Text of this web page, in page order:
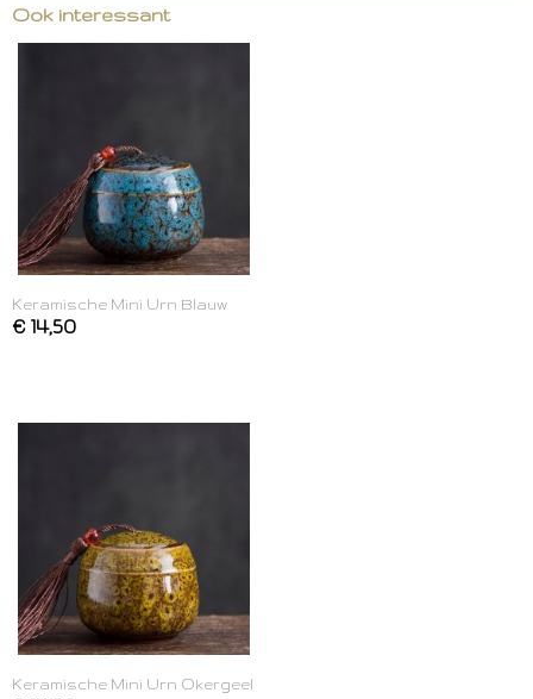
Ook interessant
Keramische Mini Urn Blauw
€ 14,50
Keramische Mini Urn Okergeel